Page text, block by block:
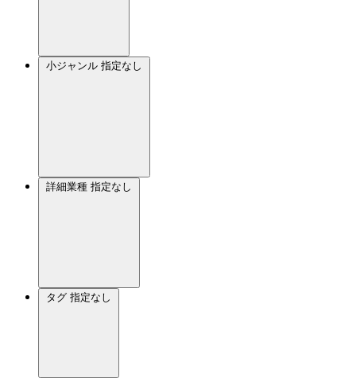
小ジャンル 指定なし
詳細業種 指定なし
タグ 指定なし